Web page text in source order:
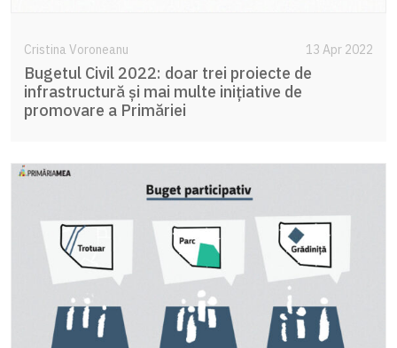
Cristina Voroneanu 13 Apr 2022
Bugetul Civil 2022: doar trei proiecte de
infrastructură și mai multe inițiative de
promovare a Primăriei